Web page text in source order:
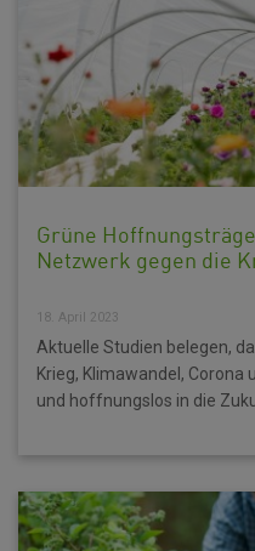
Grüne
Netzwerk gegen die
18. April 2023
Aktuelle Studien belegen,
Krieg, Klimawandel, Corona
und hoffnungslos in die